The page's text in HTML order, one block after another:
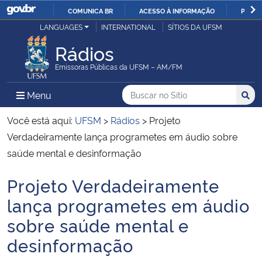
IR
COMUNICA BR ACESSO À INFORMAÇÃO
Ministério da Justiça e Segurança Pública
Ministério da Defesa
Ministério das Relações Exteriores
Ministério da Economia
Ministério da Infraestrutura
Ministério da Agricultura, Pecuária e Abastecimento
Ministério da Educação
LANGUAGES INTERNATIONAL SÍTIOS DA UFSM
Rádios
Emissoras Públicas da UFSM – AM/FM
Menu Menu Principal do Sítio
Busca
Buscar no no Sítio
Busca:
Você está aqui: UFSM > Rádios > Projeto
Verdadeiramente lança programetes em áudio sobre
saúde mental e desinformação
Início do conteúdo
Projeto Verdadeiramente
lança programetes em áudio
sobre saúde mental e
desinformação